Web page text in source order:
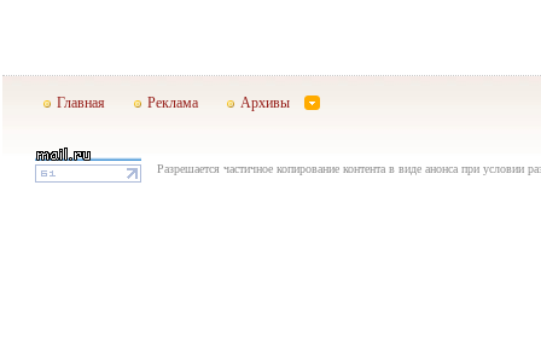
Главная Реклама Архивы
Разрешается частичное копирование контента в виде анонса при условии